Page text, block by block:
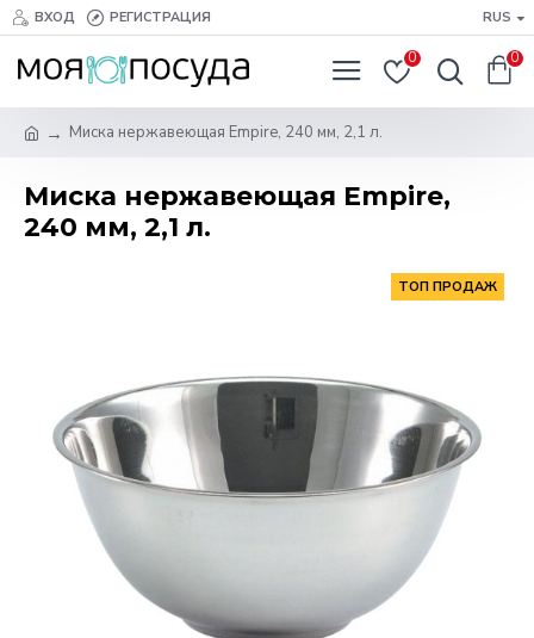
ВХОД РЕГИСТРАЦИЯ RUS
0 0
Миска нержавеющая Empire, 240 мм, 2,1 л.
Миска нержавеющая Empire,
240 мм, 2,1 л.
ТОП ПРОДАЖ